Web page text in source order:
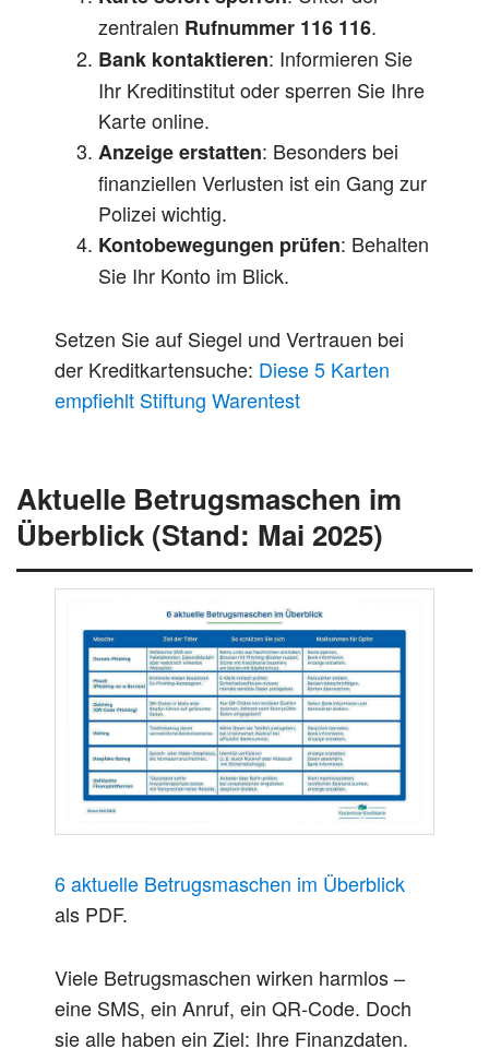
zentralen Rufnummer 116 116.
Bank kontaktieren: Informieren Sie
Ihr Kreditinstitut oder sperren Sie Ihre
Karte online.
Anzeige erstatten: Besonders bei
finanziellen Verlusten ist ein Gang zur
Polizei wichtig.
Kontobewegungen prüfen: Behalten
Sie Ihr Konto im Blick.
Setzen Sie auf Siegel und Vertrauen bei
der Kreditkartensuche: Diese 5 Karten
empfiehlt Stiftung Warentest
Aktuelle Betrugsmaschen im
Überblick (Stand: Mai 2025)
6 aktuelle Betrugsmaschen im Überblick
als PDF.
Viele Betrugsmaschen wirken harmlos –
eine SMS, ein Anruf, ein QR-Code. Doch
sie alle haben ein Ziel: Ihre Finanzdaten.